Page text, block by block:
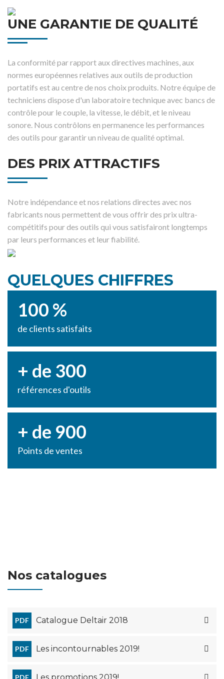
UNE GARANTIE DE QUALITÉ
La conformité par rapport aux directives machines, aux
normes européennes relatives aux outils de production
portatifs est au centre de nos choix produits. Notre équipe de
techniciens dispose d'un laboratoire technique avec bancs de
contrôle pour le couple, la vitesse, le débit, et le niveau
sonore. Nous contrôlons en permanence les performances
des outils pour garantir un niveau de qualité optimal.
DES PRIX ATTRACTIFS
Notre indépendance et nos relations directes avec nos
fabricants nous permettent de vous offrir des prix ultra-
compétitifs pour des outils qui vous satisfairont longtemps
par leurs performances et leur fiabilité.
QUELQUES CHIFFRES
100 %
de clients satisfaits
+ de 300
références d'outils
+ de 900
Points de ventes
Nos catalogues
PDF Catalogue Deltair 2018
PDF Les incontournables 2019!
PDF